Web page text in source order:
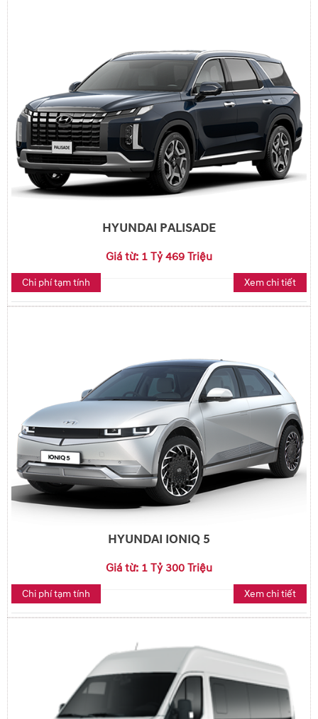
HYUNDAI PALISADE
Giá từ: 1 Tỷ 469 Triệu
Chi phí tạm tính Xem chi tiết
HYUNDAI IONIQ 5
Giá từ: 1 Tỷ 300 Triệu
Chi phí tạm tính Xem chi tiết